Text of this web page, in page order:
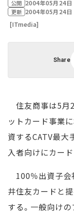
公開 2004年05月24日
更新 2004年05月24日
[ITmedia]
Share
住友商事は5月
ットカード事業
資するCATV最大
入者向けにカード
100％出資子会
井住友カードと
する。一般向けの